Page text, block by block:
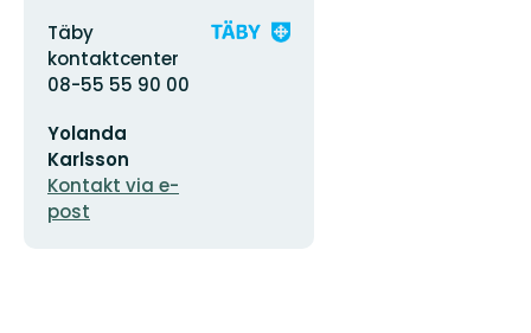
Adress
Täby
kontaktcenter
08-55 55 90 00
postadress
Yolanda
Karlsson
Kontakt via e-
post
Organisationens